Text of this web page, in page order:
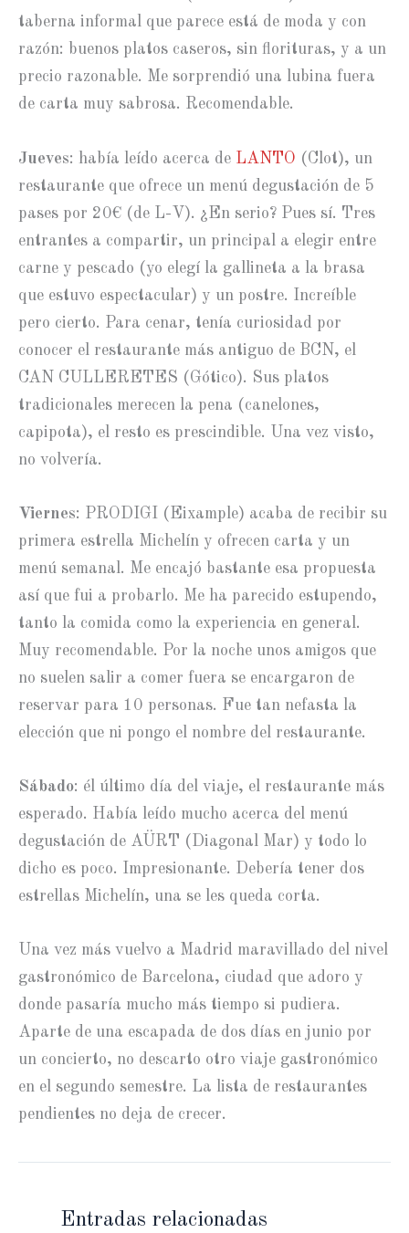
taberna informal que parece está de moda y con
razón: buenos platos caseros, sin florituras, y a un
precio razonable. Me sorprendió una lubina fuera
de carta muy sabrosa. Recomendable.
Jueves: había leído acerca de LANTO (Clot), un
restaurante que ofrece un menú degustación de 5
pases por 20€ (de L-V). ¿En serio? Pues sí. Tres
entrantes a compartir, un principal a elegir entre
carne y pescado (yo elegí la gallineta a la brasa
que estuvo espectacular) y un postre. Increíble
pero cierto. Para cenar, tenía curiosidad por
conocer el restaurante más antiguo de BCN, el
CAN CULLERETES (Gótico). Sus platos
tradicionales merecen la pena (canelones,
capipota), el resto es prescindible. Una vez visto,
no volvería.
Viernes: PRODIGI (Eixample) acaba de recibir su
primera estrella Michelín y ofrecen carta y un
menú semanal. Me encajó bastante esa propuesta
así que fui a probarlo. Me ha parecido estupendo,
tanto la comida como la experiencia en general.
Muy recomendable. Por la noche unos amigos que
no suelen salir a comer fuera se encargaron de
reservar para 10 personas. Fue tan nefasta la
elección que ni pongo el nombre del restaurante.
Sábado: él último día del viaje, el restaurante más
esperado. Había leído mucho acerca del menú
degustación de AÜRT (Diagonal Mar) y todo lo
dicho es poco. Impresionante. Debería tener dos
estrellas Michelín, una se les queda corta.
Una vez más vuelvo a Madrid maravillado del nivel
gastronómico de Barcelona, ciudad que adoro y
donde pasaría mucho más tiempo si pudiera.
Aparte de una escapada de dos días en junio por
un concierto, no descarto otro viaje gastronómico
en el segundo semestre. La lista de restaurantes
pendientes no deja de crecer.
Entradas relacionadas